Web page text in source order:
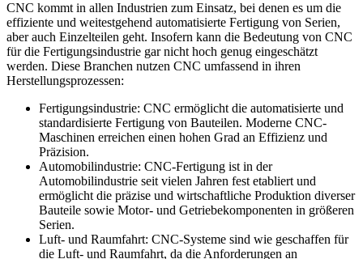
CNC kommt in allen Industrien zum Einsatz, bei denen es um die
effiziente und weitestgehend automatisierte Fertigung von Serien,
aber auch Einzelteilen geht. Insofern kann die Bedeutung von CNC
für die Fertigungsindustrie gar nicht hoch genug eingeschätzt
werden. Diese Branchen nutzen CNC umfassend in ihren
Herstellungsprozessen:
Fertigungsindustrie: CNC ermöglicht die automatisierte und
standardisierte Fertigung von Bauteilen. Moderne CNC-
Maschinen erreichen einen hohen Grad an Effizienz und
Präzision.
Automobilindustrie: CNC-Fertigung ist in der
Automobilindustrie seit vielen Jahren fest etabliert und
ermöglicht die präzise und wirtschaftliche Produktion diverser
Bauteile sowie Motor- und Getriebekomponenten in größeren
Serien.
Luft- und Raumfahrt: CNC-Systeme sind wie geschaffen für
die Luft- und Raumfahrt, da die Anforderungen an